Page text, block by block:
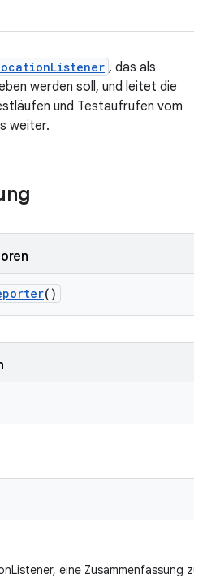
, das als
werden soll, und leitet die
und Testaufrufen vom
weiter.
()
eine Zusammenfassung